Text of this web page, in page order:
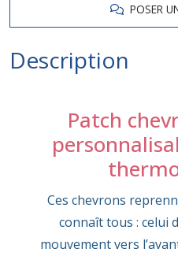
POSER
Description
Patch
Ces chevrons
connaît tous : celui
mouvement vers